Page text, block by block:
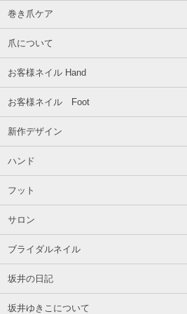
巻き爪ケア
爪について
お客様ネイル Hand
お客様ネイル Foot
新作デザイン
ハンド
フット
サロン
ブライダルネイル
坂井の日記
坂井ゆきこについて